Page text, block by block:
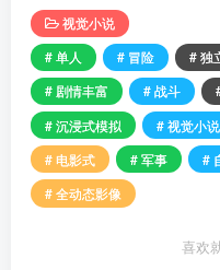
视觉小说
# 单人
# 冒险 # 独
# 剧情丰富
# 战斗
# 沉浸式模拟
# 视觉小说
# 电影式
# 军事 #
# 全动态影像
喜欢